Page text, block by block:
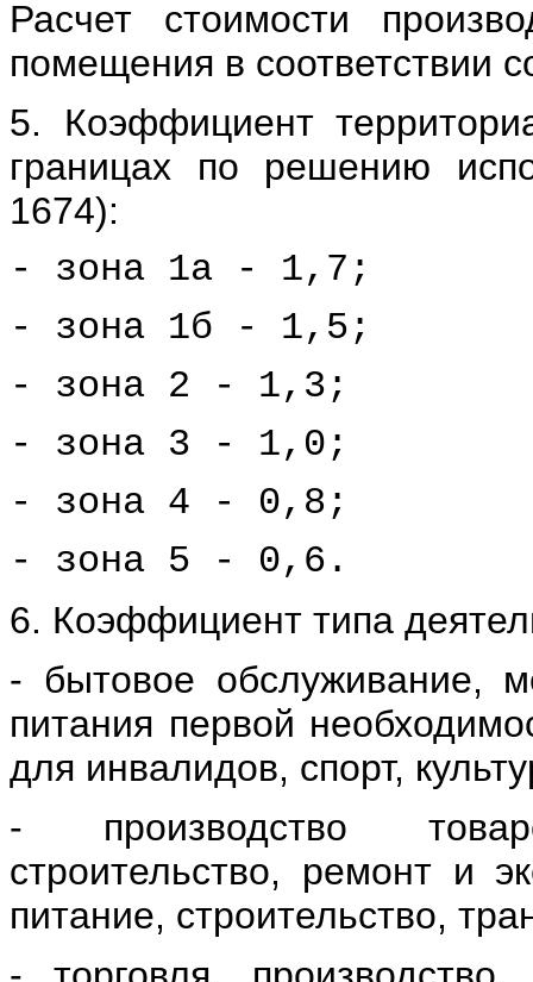
Расчет стоимости
помещения в соответствии
5. Коэффициент
границах по решению
1674):
- зона 1а - 1,7;
- зона 1б - 1,5;
- зона 2 - 1,3;
- зона 3 - 1,0;
- зона 4 - 0, 8;
- зона 5 - 0,6.
6. Коэффициент типа
- бытовое обслуживание,
питания первой
для инвалидов, спорт,
- производство
строительство, ремонт и
питание, строительство,